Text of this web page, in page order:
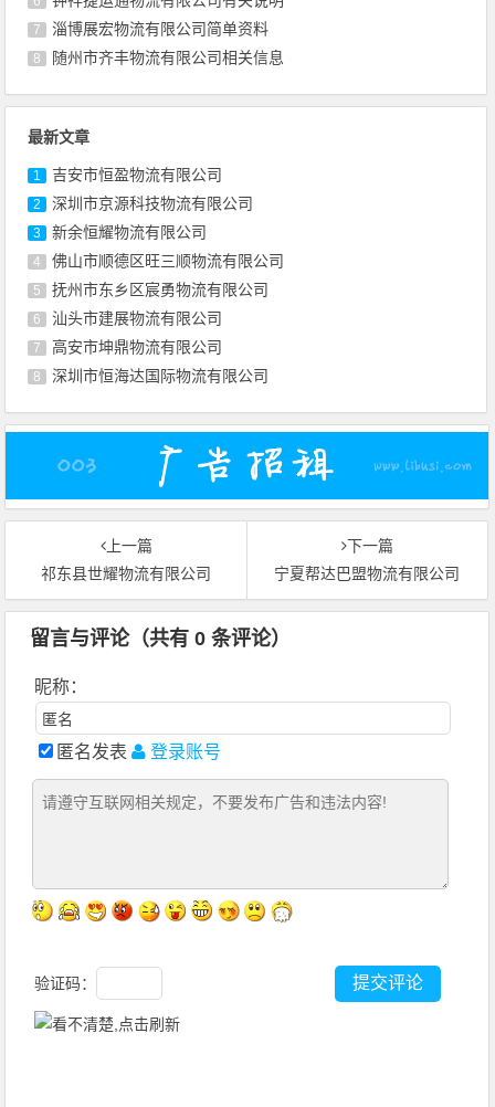
7 淄博展宏物流有限公司简单资料
8 随州市齐丰物流有限公司相关信息
最新文章
1 吉安市恒盈物流有限公司
2 深圳市京源科技物流有限公司
3 新余恒耀物流有限公司
4 佛山市顺德区旺三顺物流有限公司
5 抚州市东乡区宸勇物流有限公司
6 汕头市建展物流有限公司
7 高安市坤鼎物流有限公司
8 深圳市恒海达国际物流有限公司
上一篇
祁东县世耀物流有限公司
下一篇
宁夏帮达巴盟物流有限公司
留言与评论（共有0 条评论）
昵称：
匿名发表 登录账号
验证码：